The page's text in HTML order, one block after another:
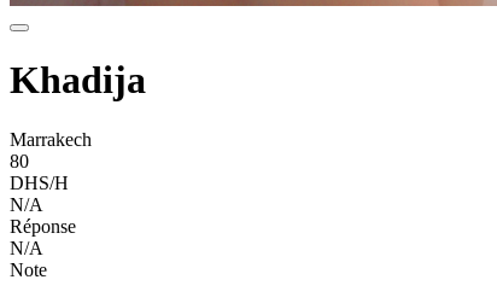
Khadija
Marrakech
80
DHS/H
N/A
Réponse
N/A
Note